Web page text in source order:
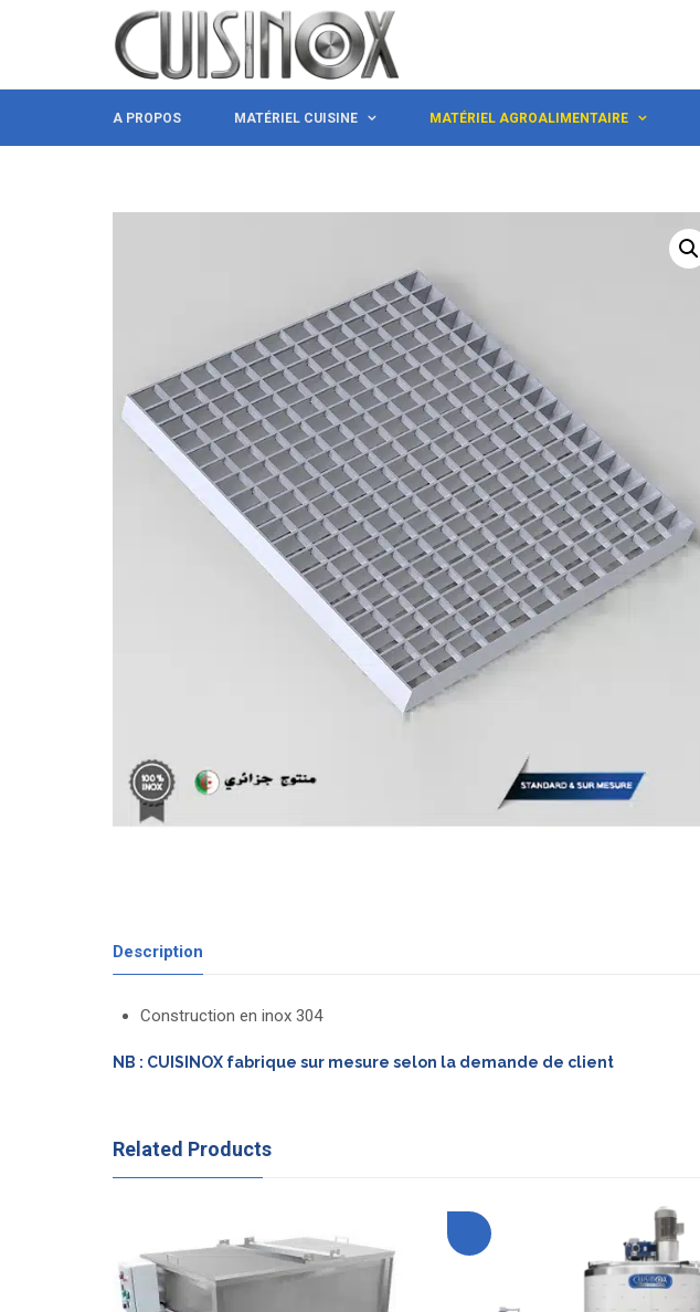
A PROPOS MATÉRIEL CUISINE MATÉRIEL AGROALIMENTAIRE
Description
Construction en inox 304
NB : CUISINOX fabrique sur mesure selon la demande de client
Related Products